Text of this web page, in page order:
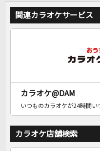
関連カラオケサービス
カラオケ@DAM
いつものカラオケが24時間い
カラオケ店舗検索